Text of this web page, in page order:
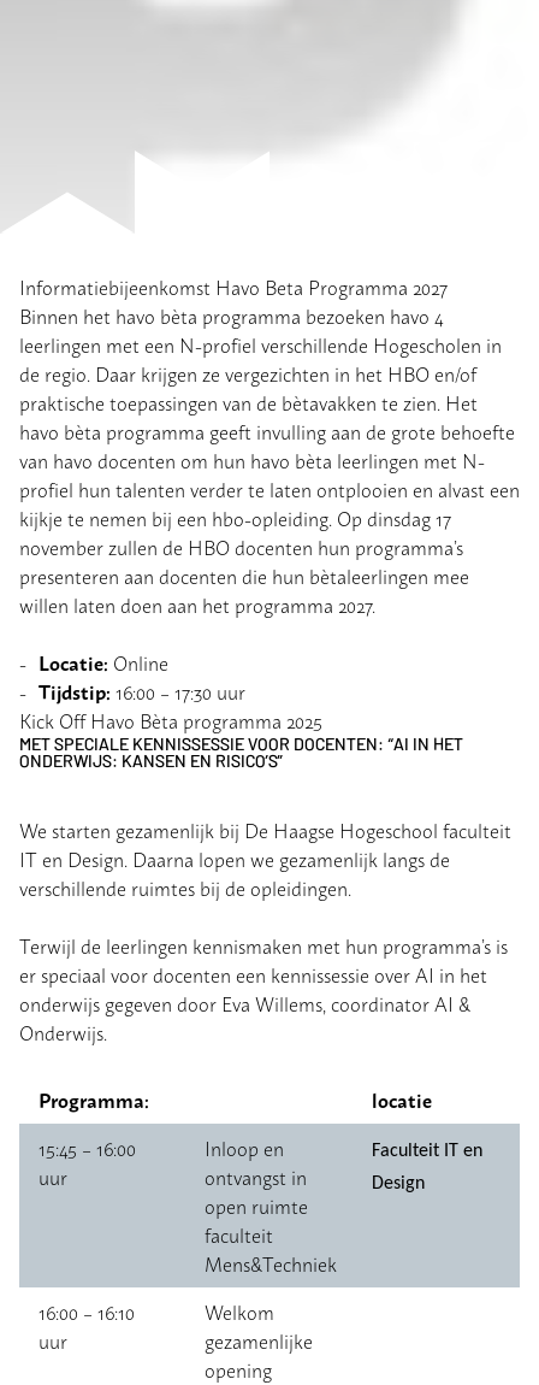
Informatiebijeenkomst Havo Beta Programma 2027
Binnen het havo bèta programma bezoeken havo 4
leerlingen met een N-profiel verschillende Hogescholen in
de regio. Daar krijgen ze vergezichten in het HBO en/of
praktische toepassingen van de bètavakken te zien. Het
havo bèta programma geeft invulling aan de grote behoefte
van havo docenten om hun havo bèta leerlingen met N-
profiel hun talenten verder te laten ontplooien en alvast een
kijkje te nemen bij een hbo-opleiding. Op dinsdag 17
november zullen de HBO docenten hun programma’s
presenteren aan docenten die hun bètaleerlingen mee
willen laten doen aan het programma 2027.
Locatie: Online
Tijdstip: 16:00 – 17:30 uur
Kick Off Havo Bèta programma 2025
MET SPECIALE KENNISSESSIE VOOR DOCENTEN: “AI IN HET
ONDERWIJS: KANSEN EN RISICO’S”
We starten gezamenlijk bij De Haagse Hogeschool faculteit
IT en Design. Daarna lopen we gezamenlijk langs de
verschillende ruimtes bij de opleidingen.
Terwijl de leerlingen kennismaken met hun programma’s is
er speciaal voor docenten een kennissessie over AI in het
onderwijs gegeven door Eva Willems, coordinator AI &
Onderwijs.
Programma: locatie
15:45 – 16:00
uur
Inloop en
ontvangst in
open ruimte
faculteit
Mens&Techniek
Faculteit IT en
Design
16:00 – 16:10
uur
Welkom
gezamenlijke
opening